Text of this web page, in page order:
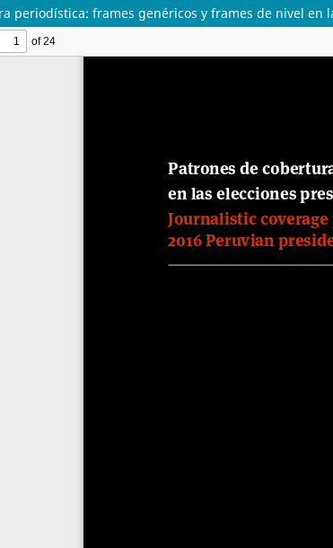
periodística: frames genéricos y frames de nivel en